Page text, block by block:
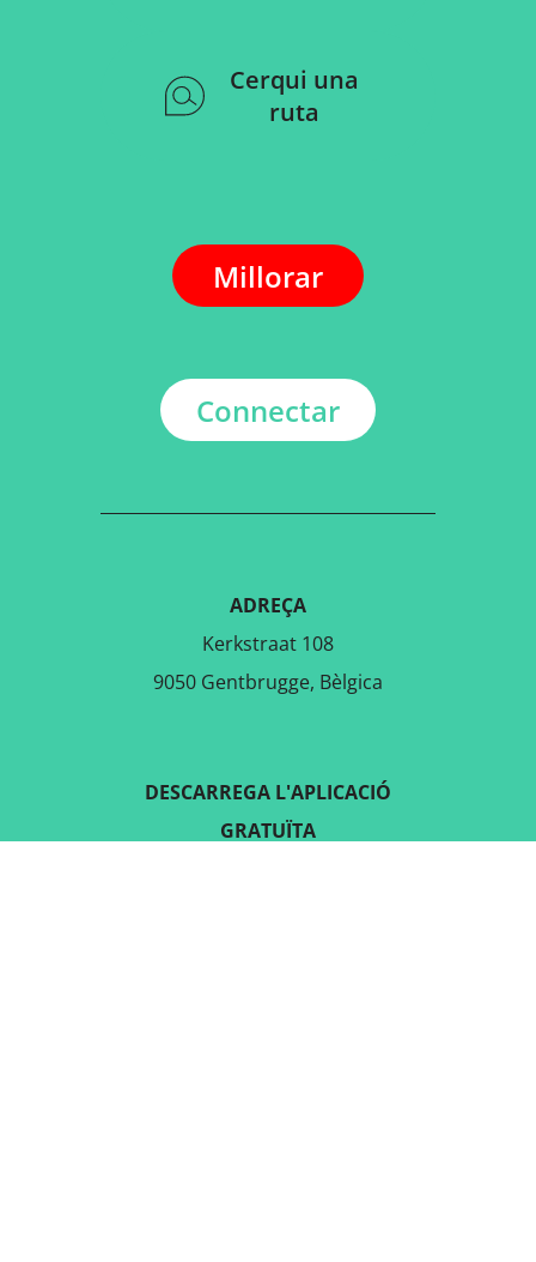
Cerqui una
ruta
Millorar
Connectar
ADREÇA
Kerkstraat 108
9050 Gentbrugge, Bèlgica
DESCARREGA L'APLICACIÓ
GRATUÏTA